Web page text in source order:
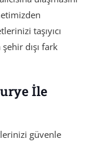
taşıyıcı
dışı fark
İle
güvenle